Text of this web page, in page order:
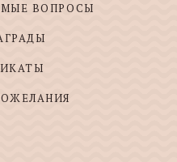
ВОПРОСЫ